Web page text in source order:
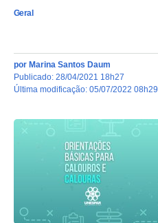
Geral
por Marina Santos Daum
publicado: 28/04/2021 18h27
última modificação: 05/07/2022 08h29